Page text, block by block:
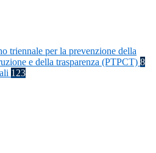
triennale per la prevenzione della
e della trasparenza (PTPCT) 8
123